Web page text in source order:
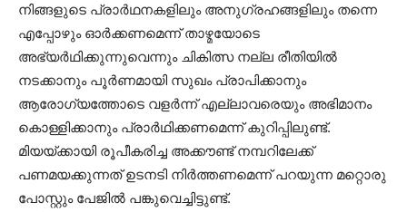
നിങ്ങളുടെ പ്രാര്‍ഥനകളിലും അനുഗ്രഹങ്ങളിലും തന്നെ
എപ്പോഴും ഓര്‍ക്കണമെന്ന് താഴ്മയോടെ
അഭ്യര്‍ഥിക്കുന്നുവെന്നും ചികിത്സ നല്ല രീതിയില്‍
നടക്കാനും പൂര്‍ണമായി സുഖം പ്രാപിക്കാനും
ആരോഗ്യത്തോടെ വളര്‍ന്ന് എല്ലാവരെയും അഭിമാനം
കൊള്ളിക്കാനും പ്രാര്‍ഥിക്കണമെന്ന് കുറിപ്പിലുണ്ട്.
മിയയ്ക്കായി രൂപീകരിച്ച അക്കൗണ്ട് നമ്പറിലേക്ക്
പണമയക്കുന്നത് ഉടനടി നിര്‍ത്തണമെന്ന് പറയുന്ന മറ്റൊരു
പോസ്റ്റും പേജില്‍ പങ്കുവെച്ചിട്ടുണ്ട്.